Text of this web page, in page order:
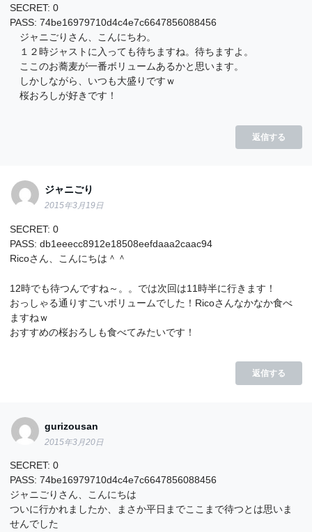
SECRET: 0
PASS: 74be16979710d4c4e7c6647856088456
ジャニごりさん、こんにちわ。
１２時ジャストに入っても待ちますね。待ちますよ。
ここのお蕎麦が一番ボリュームあるかと思います。
しかしながら、いつも大盛りですｗ
桜おろしが好きです！
返信する
ジャニごり
2015年3月19日
SECRET: 0
PASS: db1eeecc8912e18508eefdaaa2caac94
Ricoさん、こんにちは＾＾
12時でも待つんですね～。。では次回は11時半に行きます！
おっしゃる通りすごいボリュームでした！Ricoさんなかなか食べ
ますねｗ
おすすめの桜おろしも食べてみたいです！
返信する
gurizousan
2015年3月20日
SECRET: 0
PASS: 74be16979710d4c4e7c6647856088456
ジャニごりさん、こんにちは
ついに行かれましたか、まさか平日までここまで待つとは思いま
せんでした